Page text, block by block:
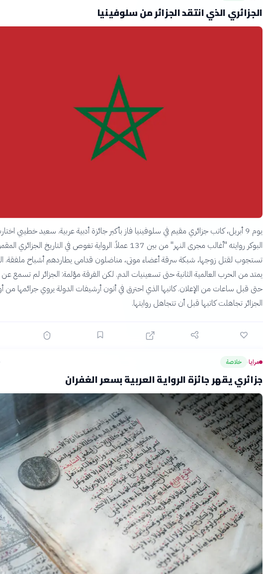
الجزائري الذي انتقد الجزائر من سلوفينيا
يوم 9 أبريل، كاتب جزائري مقيم في سلوفينيا فاز بأكبر جائزة أدبية عربية. سعيد خطيبي
البوكر روايته "أغالب مجرى النهر" من بين 137 عملاً. الرواية تغوص في التاريخ
تستجوب لقتل زوجها، شبكة سرقة أعضاء موتى، مناضلون قدامى يطاردهم أشباح ملفقة.
يمتد من الحرب العالمية الثانية حتى تسعينيات الدم. لكن الفرقة مؤلمة: الجزائر لم تسمع
حتى قبل ساعات من الإعلان. كاتبها الذي احترق في أتون أرشيفات الدولة يروي جرائمها من
الجزائر تجاهلت كاتبها قبل أن تتجاهل روايتها.
مرايا› خلاصة
جزائري يقهر جائزة الرواية العربية بسعر الغفران